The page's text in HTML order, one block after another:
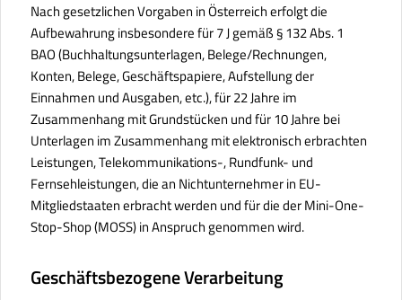
Nach gesetzlichen Vorgaben in Österreich erfolgt die
Aufbewahrung insbesondere für 7 J gemäß § 132 Abs. 1
BAO (Buchhaltungsunterlagen, Belege/Rechnungen,
Konten, Belege, Geschäftspapiere, Aufstellung der
Einnahmen und Ausgaben, etc.), für 22 Jahre im
Zusammenhang mit Grundstücken und für 10 Jahre bei
Unterlagen im Zusammenhang mit elektronisch erbrachten
Leistungen, Telekommunikations-, Rundfunk- und
Fernsehleistungen, die an Nichtunternehmer in EU-
Mitgliedstaaten erbracht werden und für die der Mini-One-
Stop-Shop (MOSS) in Anspruch genommen wird.
Geschäftsbezogene Verarbeitung